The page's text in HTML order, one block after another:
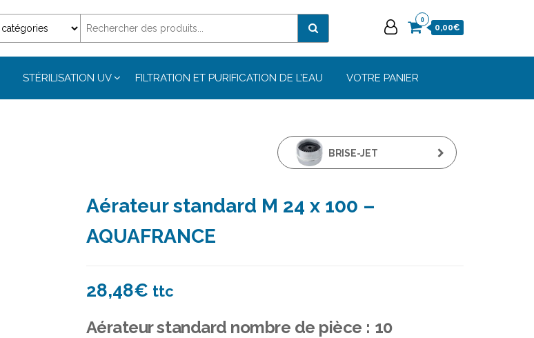
0
0,00€
STÉRILISATION UV FILTRATION ET PURIFICATION DE L’EAU VOTRE PANIER
BRISE-JET
Aérateur standard M 24 x 100 –
AQUAFRANCE
28,48€ ttc
Aérateur standard nombre de pièce : 10